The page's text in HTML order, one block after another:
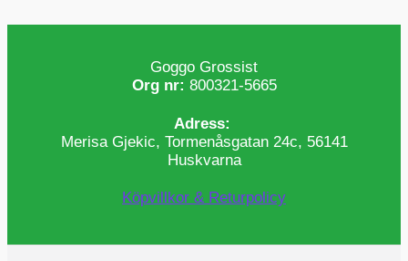
Goggo Grossist
Org nr: 800321-5665
Adress:
Merisa Gjekic, Tormenåsgatan 24c, 56141
Huskvarna
Köpvillkor & Returpolicy